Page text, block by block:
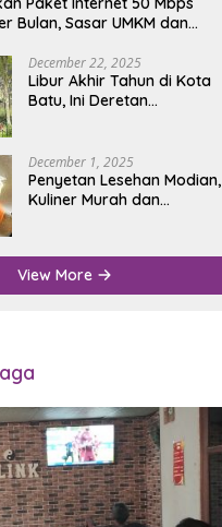
Bulan, Sasar UMKM dan
December 22, 2025
Libur Akhir Tahun di Kota
Batu, Ini Deretan
December 1, 2025
Penyetan Lesehan Modian,
Kuliner Murah dan
Nganjuk
View More